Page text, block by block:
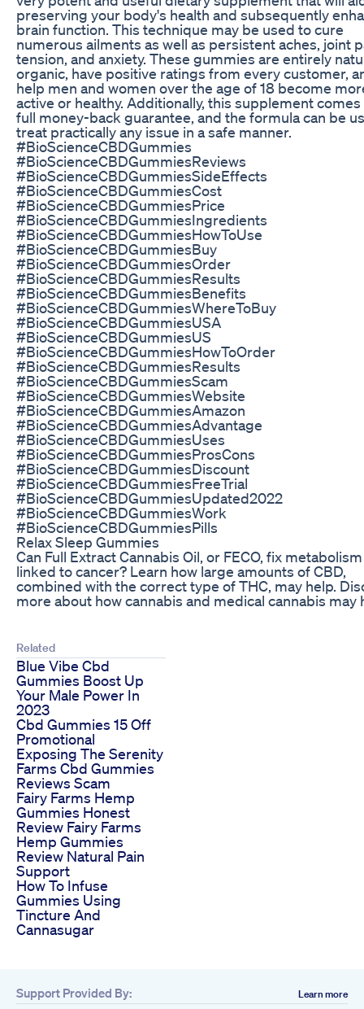
preserving your body's health and subsequently
brain function. This technique may be used to cure
numerous ailments as well as persistent aches, joint
tension, and anxiety. These gummies are entirely
organic, have positive ratings from every customer,
help men and women over the age of 18 become
active or healthy. Additionally, this supplement comes
full money-back guarantee, and the formula can be
treat practically any issue in a safe manner.
#BioScienceCBDGummies
#BioScienceCBDGummiesReviews
#BioScienceCBDGummiesSideEffects
#BioScienceCBDGummiesCost
#BioScienceCBDGummiesPrice
#BioScienceCBDGummiesIngredients
#BioScienceCBDGummiesHowToUse
#BioScienceCBDGummiesBuy
#BioScienceCBDGummiesOrder
#BioScienceCBDGummiesResults
#BioScienceCBDGummiesBenefits
#BioScienceCBDGummiesWhereToBuy
#BioScienceCBDGummiesUSA
#BioScienceCBDGummiesUS
#BioScienceCBDGummiesHowToOrder
#BioScienceCBDGummiesResults
#BioScienceCBDGummiesScam
#BioScienceCBDGummiesWebsite
#BioScienceCBDGummiesAmazon
#BioScienceCBDGummiesAdvantage
#BioScienceCBDGummiesUses
#BioScienceCBDGummiesProsCons
#BioScienceCBDGummiesDiscount
#BioScienceCBDGummiesFreeTrial
#BioScienceCBDGummiesUpdated2022
#BioScienceCBDGummiesWork
#BioScienceCBDGummiesPills
Relax Sleep Gummies
Can Full Extract Cannabis Oil, or FECO, fix
linked to cancer? Learn how large amounts of CBD,
combined with the correct type of THC, may help.
more about how cannabis and medical cannabis may
Related
Blue Vibe Cbd
Gummies Boost Up
Your Male Power In
2023
Cbd Gummies 15 Off
Promotional
Exposing The Serenity
Farms Cbd Gummies
Reviews Scam
Fairy Farms Hemp
Gummies Honest
Review Fairy Farms
Hemp Gummies
Review Natural Pain
Support
How To Infuse
Gummies Using
Tincture And
Cannasugar
Support Provided By: Learn more